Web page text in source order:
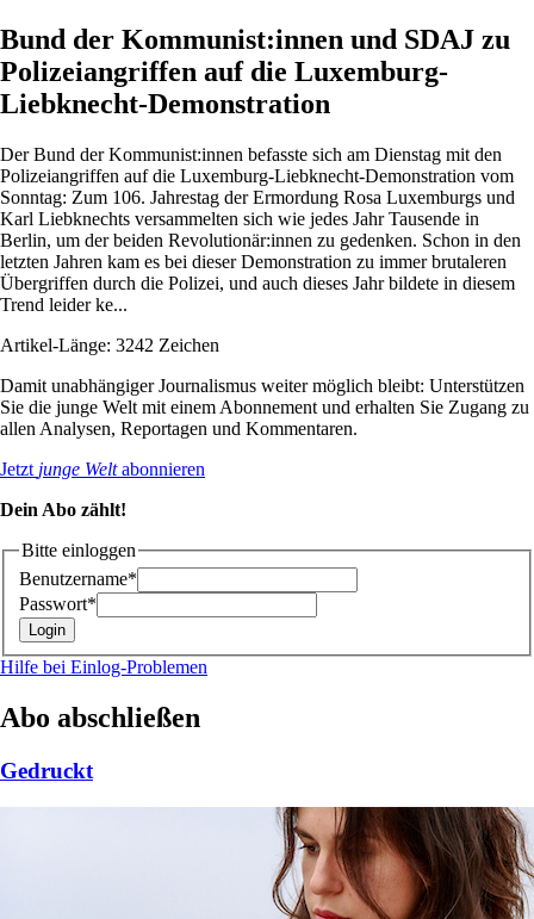
Bund der Kommunist:innen und SDAJ zu
Polizeiangriffen auf die Luxemburg-
Liebknecht-Demonstration
Der Bund der Kommunist:innen befasste sich am Dienstag mit den
Polizeiangriffen auf die Luxemburg-Liebknecht-Demonstration vom
Sonntag: Zum 106. Jahrestag der Ermordung Rosa Luxemburgs und
Karl Liebknechts versammelten sich wie jedes Jahr Tausende in
Berlin, um der beiden Revolutionär:innen zu gedenken. Schon in den
letzten Jahren kam es bei dieser Demonstration zu immer brutaleren
Übergriffen durch die Polizei, und auch dieses Jahr bildete in diesem
Trend leider ke...
Artikel-Länge: 3242 Zeichen
Damit unabhängiger Journalismus weiter möglich bleibt: Unterstützen
Sie die junge Welt mit einem Abonnement und erhalten Sie Zugang zu
allen Analysen, Reportagen und Kommentaren.
Jetzt junge Weltabonnieren
Dein Abo zählt!
Bitte einloggen
Benutzername*
Passwort*
Hilfe bei Einlog-Problemen
Abo abschließen
Gedruckt